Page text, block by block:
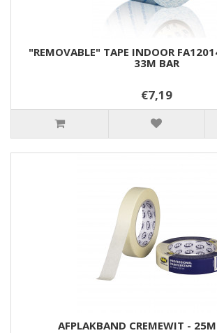
"REMOVABLE" TAPE INDOOR
33M BAR
€7,19
AFPLAKBAND CREMEWIT -